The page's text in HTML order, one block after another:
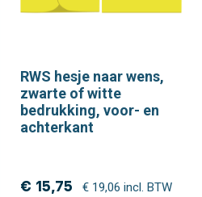
RWS hesje naar wens,
zwarte of witte
bedrukking, voor- en
achterkant
€ 15,75 € 19,06 incl. BTW